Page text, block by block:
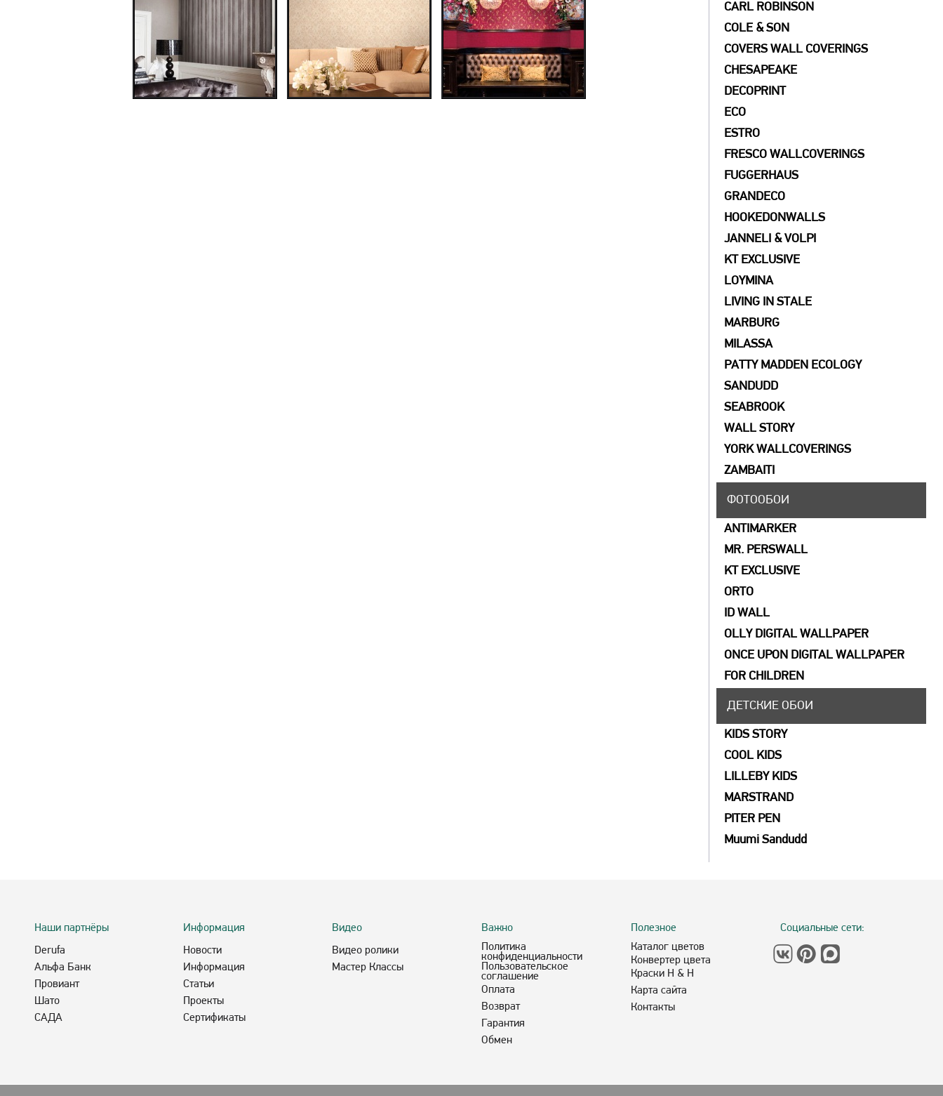
CARL ROBINSON
COLE & SON
COVERS WALL COVERINGS
СHESAPEAKE
DECOPRINT
ECO
ESTRO
FRESCO WALLCOVERINGS
FUGGERHAUS
GRANDECO
HOOKEDONWALLS
JANNELI & VOLPI
KT EXCLUSIVE
LOYMINA
LIVING IN STALE
MARBURG
MILASSA
PATTY MADDEN ECOLOGY
SANDUDD
SEABROOK
WALL STORY
YORK WALLCOVERINGS
ZAMBAITI
ФОТООБОИ
ANTIMARKER
MR. PERSWALL
KT EXCLUSIVE
ORTO
ID WALL
OLLY DIGITAL WALLPAPER
ONCE UPON DIGITAL WALLPAPER
FOR CHILDREN
ДЕТСКИЕ ОБОИ
KIDS STORY
COOL KIDS
LILLEBY KIDS
MARSTRAND
PITER PEN
Muumi Sandudd
Наши партнёры
Derufa
Альфа Банк
Провиант
Шато
САДА
Информация
Новости
Информация
Статьи
Проекты
Сертификаты
Видео
Видео ролики
Мастер Классы
Важно
Политика
конфиденциальности
Пользовательское
соглашение
Оплата
Возврат
Гарантия
Обмен
Полезное
Каталог цветов
Конвертер цвета
Краски H & H
Карта сайта
Контакты
Социальные сети: